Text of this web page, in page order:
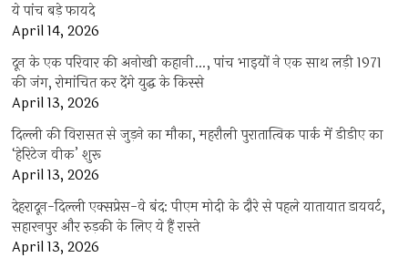
ये पांच बड़े फायदे
April 14, 2026
दून के एक परिवार की अनोखी कहानी…, पांच भाइयों ने एक साथ लड़ी 1971
की जंग, रोमांचित कर देंगे युद्ध के किस्से
April 13, 2026
दिल्ली की विरासत से जुड़ने का मौका, महरौली पुरातात्विक पार्क में डीडीए का
‘हेरिटेज वीक’ शुरू
April 13, 2026
देहरादून-दिल्ली एक्सप्रेस-वे बंद: पीएम मोदी के दौरे से पहले यातायात डायवर्ट,
सहारनपुर और रुड़की के लिए ये हैं रास्ते
April 13, 2026